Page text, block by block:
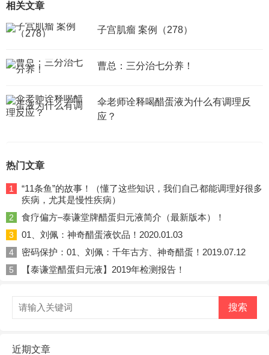
相关文章
子宫肌瘤 案例（278）
曹总：三分治七分养！
伞老师诠释喝醋蛋液为什么有调理反
应？
热门文章
1
“11条鱼”的故事！（懂了这些知识，我们自己都能调理好很多
疾病，尤其是慢性疾病）
2 食疗偏方–泰谦堂牌醋蛋归元液简介（最新版本）！
3 01、刘佩：神奇醋蛋液饮品！2020.01.03
4 密码保护：01、刘佩：千年古方、神奇醋蛋！2019.07.12
5 【泰谦堂醋蛋归元液】2019年检测报告！
搜索
近期文章